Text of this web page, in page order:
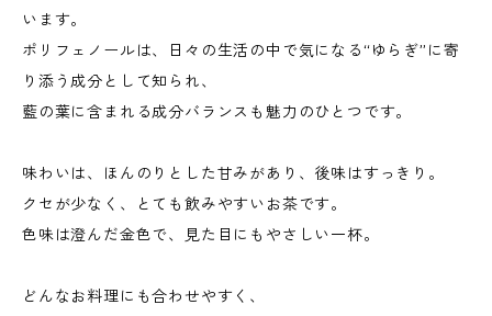
います。
ポリフェノールは、日々の生活の中で気になる“ゆらぎ”に寄
り添う成分として知られ、
藍の葉に含まれる成分バランスも魅力のひとつです。
味わいは、ほんのりとした甘みがあり、後味はすっきり。
クセが少なく、とても飲みやすいお茶です。
色味は澄んだ金色で、見た目にもやさしい一杯。
どんなお料理にも合わせやすく、